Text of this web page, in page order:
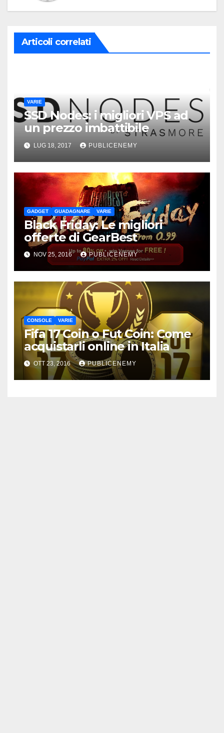
Articoli correlati
VARIE
SSD Nodes: i migliori VPS ad
un prezzo imbattibile
LUG 18, 2017 PUBLICENEMY
GADGET GUADAGNARE VARIE
Black Friday: Le migliori
offerte di GearBest
NOV 25, 2016 PUBLICENEMY
CONSOLE VARIE
Fifa 17 Coin o Fut Coin: Come
acquistarli online in Italia
OTT 23, 2016 PUBLICENEMY